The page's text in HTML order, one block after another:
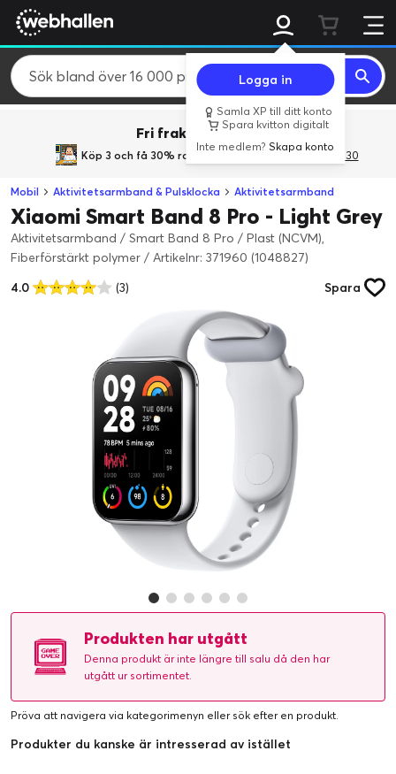
Logga in
Samla XP till ditt konto
Spara kvitton digitalt
Inte medlem?Skapa konto
Fri frakt över 800 kr.
Köp 3 och få 30% rabatt med rabattkoden 3Gives30
Mobil Aktivitetsarmband & Pulsklocka Aktivitetsarmband
Xiaomi Smart Band 8 Pro - Light Grey
Aktivitetsarmband / Smart Band 8 Pro / Plast (NCVM),
Fiberförstärkt polymer / Artikelnr: 371960 (1048827)
4.0
(3) Spara
Produkten har utgått
Denna produkt är inte längre till salu då den har
utgått ur sortimentet.
Pröva att navigera via kategorimenyn eller sök efter en produkt.
Produkter du kanske är intresserad av istället